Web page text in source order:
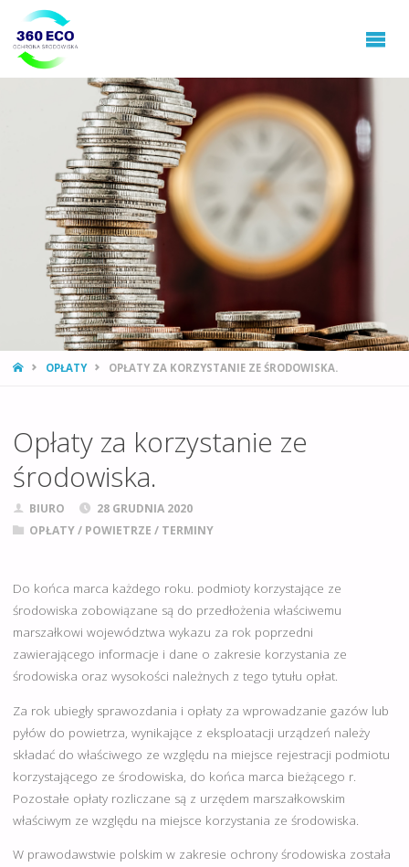
STRONA
OPŁATY OPŁATY ZA KORZYSTANIE ZE ŚRODOWISKA.
Opłaty za korzystanie ze
środowiska.
BIURO
28 GRUDNIA 2020
OPŁATY/ POWIETRZE / TERMINY
Do końca marca każdego roku. podmioty korzystające ze
środowiska zobowiązane są do przedłożenia właściwemu
marszałkowi województwa wykazu za rok poprzedni
zawierającego informacje i dane o zakresie korzystania ze
środowiska oraz wysokości należnych z tego tytułu opłat.
Za rok ubiegły sprawozdania i opłaty za wprowadzanie gazów lub
pyłów do powietrza, wynikające z eksploatacji urządzeń należy
składać do właściwego ze względu na miejsce rejestracji podmiotu
korzystającego ze środowiska, do końca marca bieżącego r.
Pozostałe opłaty rozliczane są z urzędem marszałkowskim
właściwym ze względu na miejsce korzystania ze środowiska.
W prawodawstwie polskim w zakresie ochrony środowiska została